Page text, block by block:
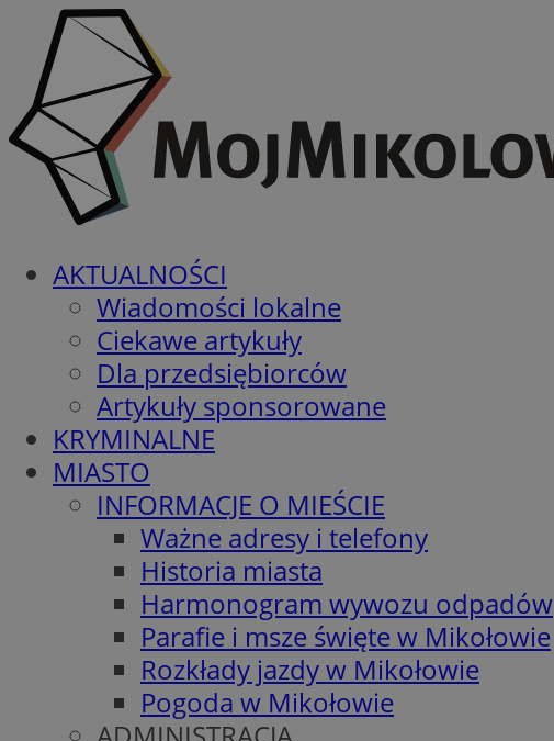
AKTUALNOŚCI
Wiadomości lokalne
Ciekawe artykuły
Dla przedsiębiorców
Artykuły sponsorowane
KRYMINALNE
MIASTO
INFORMACJE O MIEŚCIE
Ważne adresy i telefony
Historia miasta
Harmonogram wywozu odpadów
Parafie i msze święte w Mikołowie
Rozkłady jazdy w Mikołowie
Pogoda w Mikołowie